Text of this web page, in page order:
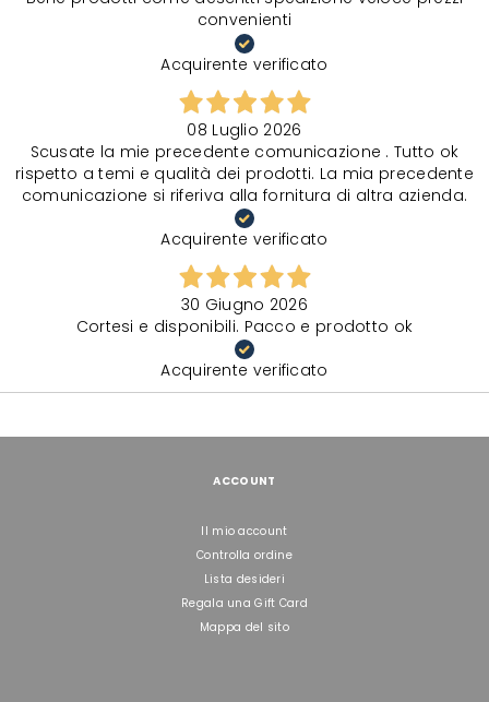
convenienti
Acquirente verificato
08 Luglio 2026
Scusate la mie precedente comunicazione . Tutto ok
rispetto a temi e qualità dei prodotti. La mia precedente
comunicazione si riferiva alla fornitura di altra azienda.
Acquirente verificato
30 Giugno 2026
Cortesi e disponibili. Pacco e prodotto ok
Acquirente verificato
ACCOUNT
Il mio account
Controlla ordine
Lista desideri
Regala una Gift Card
Mappa del sito